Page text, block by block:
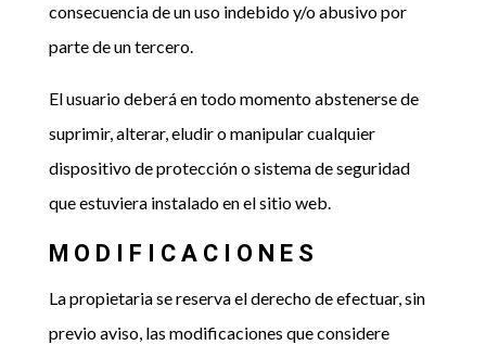
consecuencia de un uso indebido y/o abusivo por
parte de un tercero.
El usuario deberá en todo momento abstenerse de
suprimir, alterar, eludir o manipular cualquier
dispositivo de protección o sistema de seguridad
que estuviera instalado en el sitio web.
MODIFICACIONES
La propietaria se reserva el derecho de efectuar, sin
previo aviso, las modificaciones que considere